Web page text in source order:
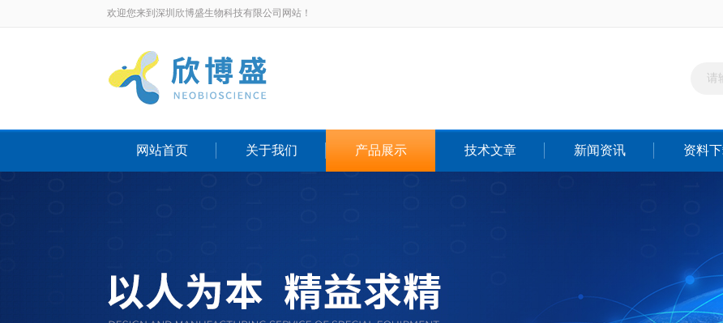
欢迎您来到深圳欣博盛生物科技有限公司网站！
网站首页 关于我们 产品展示 技术文章 新闻资讯 资料